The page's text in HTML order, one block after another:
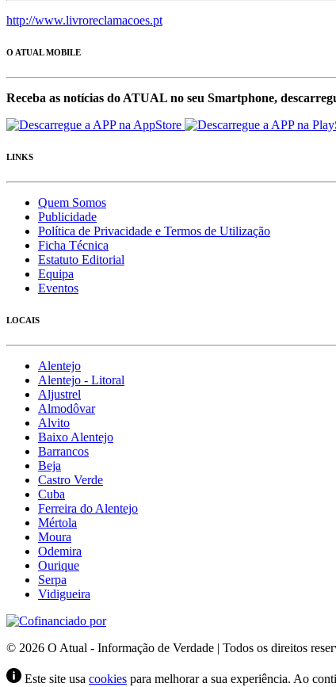
http://www.livroreclamacoes.pt
O ATUAL MOBILE
Receba as notícias do ATUAL no seu Smartphone,
LINKS
Quem Somos
Publicidade
Política de Privacidade e Termos de Utilização
Ficha Técnica
Estatuto Editorial
Equipa
Eventos
LOCAIS
Alentejo
Alentejo - Litoral
Aljustrel
Almodôvar
Alvito
Baixo Alentejo
Barrancos
Beja
Castro Verde
Cuba
Ferreira do Alentejo
Mértola
Moura
Odemira
Ourique
Serpa
Vidigueira
© 2026 O Atual - Informação de Verdade | Todos os direitos
Este site usa cookies para melhorar a sua experiência. Ao